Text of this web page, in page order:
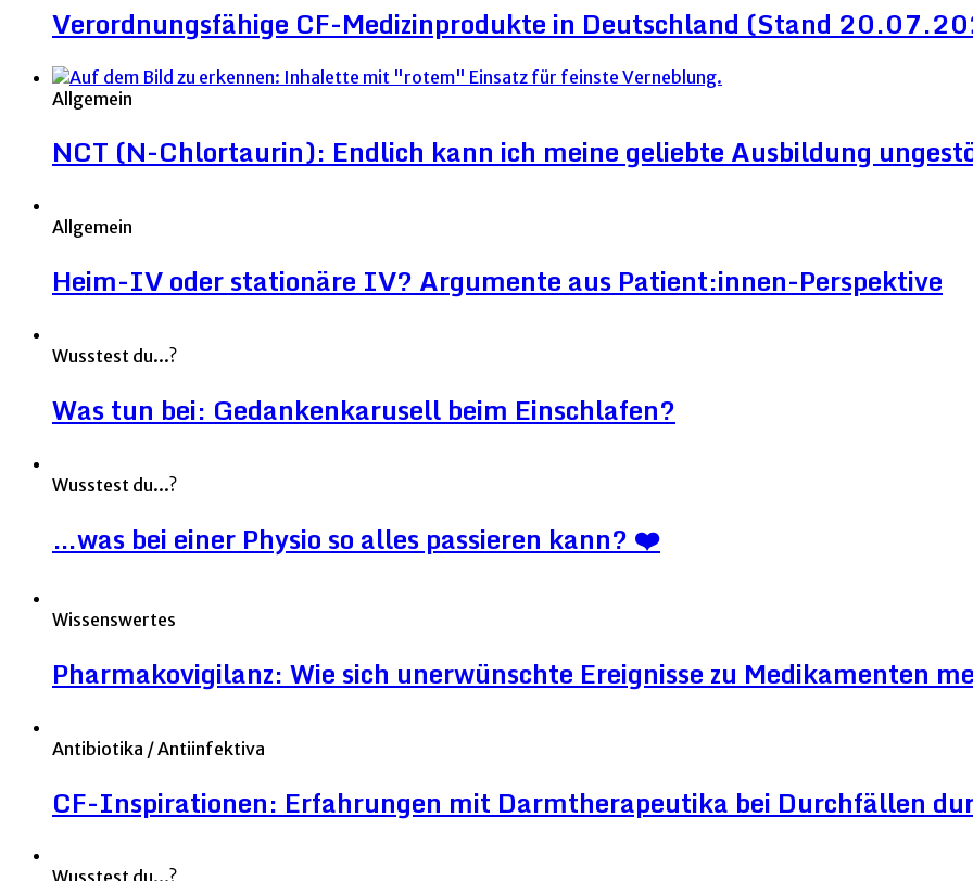
Verordnungsfähige CF-Medizinprodukte in Deutschland (Stand
Allgemein
NCT (N-Chlortaurin): Endlich kann ich meine geliebte Ausbildung
Allgemein
Heim-IV oder stationäre IV? Argumente aus Patient:innen-Perspektive
Wusstest du...?
Was tun bei: Gedankenkarusell beim Einschlafen?
Wusstest du...?
…was bei einer Physio so alles passieren kann? ❤️
Wissenswertes
Pharmakovigilanz: Wie sich unerwünschte Ereignisse zu Medikamenten
Antibiotika / Antiinfektiva
CF-Inspirationen: Erfahrungen mit Darmtherapeutika bei Durchfällen